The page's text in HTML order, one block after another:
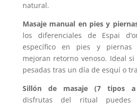
natural.
Masaje manual en pies y
los diferenciales de Espai
específico en pies y piernas
mejoran retorno venoso. Ideal
pesadas tras un día de esquí o
Sillón de masaje (7 tipos
disfrutas del ritual